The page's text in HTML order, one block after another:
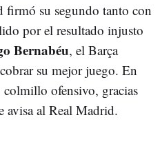
firmó su segundo tanto con
por el resultado injusto
Bernabéu, el Barça
su mejor juego. En
colmillo ofensivo, gracias
avisa al Real Madrid.